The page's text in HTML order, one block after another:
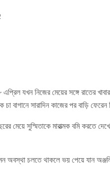
এপ্রিল যখন নিজের মেয়ের সঙ্গে রাতের
চা বাগানে সারাদিন কাজের পর বাড়ি
মেয়ে সুস্মিতাকে মারাত্মক বমি করতে
অবস্থা চলতে থাকলে ভয় পেয়ে যান